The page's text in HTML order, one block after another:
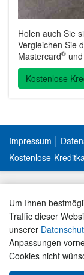
Um Ihnen
Traffic dieser
unserer
Anpassungen
Cookies nicht
Holen auch Sie
Vergleichen Sie
Mastercard®
Kostenlose
Impressum |
Kostenlose-